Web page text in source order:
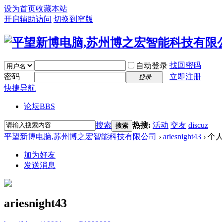
设为首页收藏本站
开启辅助访问 切换到窄版
自动登录 找回密码
密码
登录
立即注册
快捷导航
论坛BBS
搜索 搜索 热搜: 活动 交友 discuz
平望新博电脑,苏州博之宏智能科技有限公司 › ariesnight43 › 个
加为好友
发送消息
ariesnight43